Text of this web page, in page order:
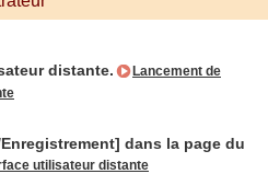
distante.
Lancement de
dans la page du
utilisateur distante